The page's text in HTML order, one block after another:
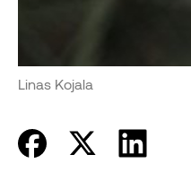
Linas Kojala